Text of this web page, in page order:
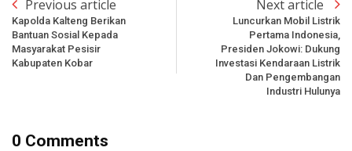
Previous article
Kapolda Kalteng Berikan
Bantuan Sosial Kepada
Masyarakat Pesisir
Kabupaten Kobar
Next article
Luncurkan Mobil Listrik
Pertama Indonesia,
Presiden Jokowi: Dukung
Investasi Kendaraan Listrik
Dan Pengembangan
Industri Hulunya
0 Comments